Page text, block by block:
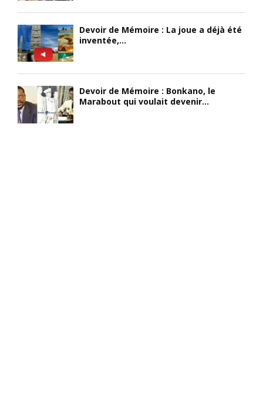
Devoir de Mémoire : La joue a déjà été
inventée,...
Devoir de Mémoire : Bonkano, le
Marabout qui voulait devenir...